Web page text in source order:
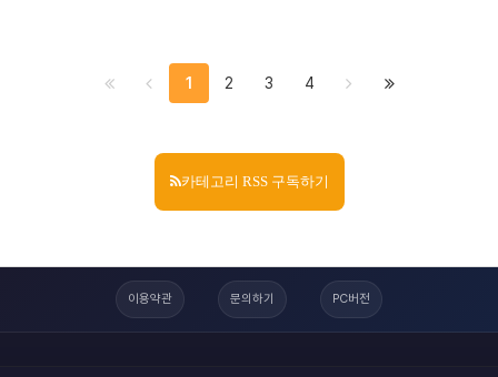
1 2 3 4
카테고리 RSS 구독하기
이용약관 문의하기 PC버전